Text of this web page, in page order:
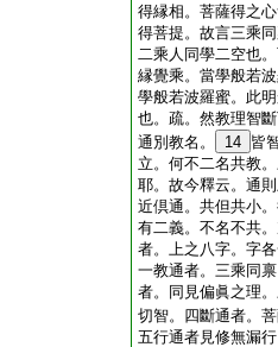
得縁相。菩薩得之
得菩提。故言三乘
二乘人同學二空也
縁覺乘。當學般若
學般若波羅蜜。此
也。疏。然教理智
通別教名。
14 皆
立。何不二名共教
耶。故今釋云。通
近倶通。共但共小
有二義。不名不共
者。上之八字。字
一教通者。三乘同
者。同見偏眞之理
切智。四斷通者。
五行通者見修無漏